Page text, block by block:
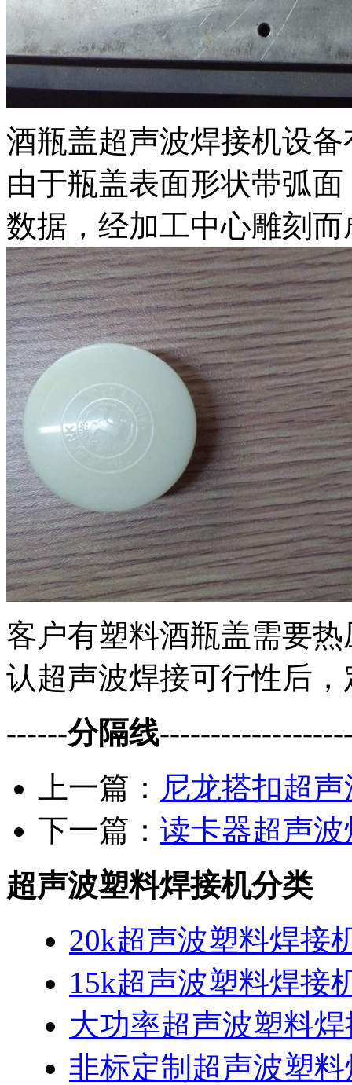
酒瓶盖超声波焊接机设
由于瓶盖表面形状带弧
数据，经加工中心雕刻而
客户有塑料酒瓶盖需要
认超声波焊接可行性后
------分隔线
上一篇： 尼龙搭扣超
下一篇： 读卡器超声
超声波塑料焊接机分类
20k超声波塑料焊接
15k超声波塑料焊接
大功率超声波塑料
非标定制超声波塑